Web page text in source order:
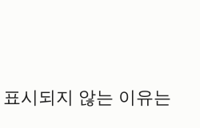
시되지 않는 이유는